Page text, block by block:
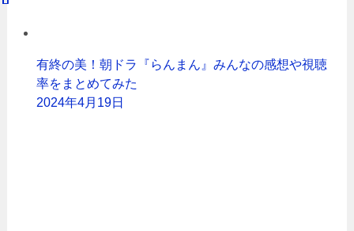
有終の美！朝ドラ『らんまん』みんなの感想や視聴
率をまとめてみた
2024年4月19日